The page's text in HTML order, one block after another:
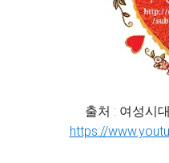
출처 : 여성시
https://